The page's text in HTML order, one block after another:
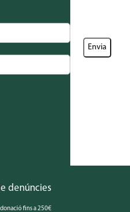
denúncies
fins a 250€